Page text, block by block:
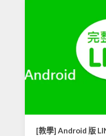
[教學] Android 版